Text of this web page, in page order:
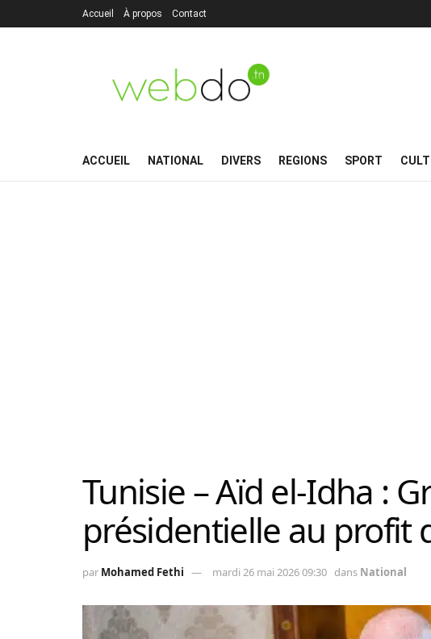
Accueil À propos Contact
ACCUEIL NATIONAL DIVERS REGIONS SPORT
Tunisie – Aïd el-Idha :
présidentielle au profit
par Mohamed Fethi mardi 26 mai 2026 09:30 dans National